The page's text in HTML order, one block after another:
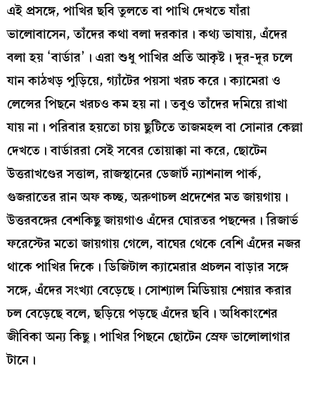
এই প্রসঙ্গে, পাখির ছবি তুলতে বা পাখি দেখতে যাঁরা
ভালোবাসেন, তাঁদের কথা বলা দরকার। কথ্য ভাষায়, এঁদের
বলা হয় ‘বার্ডার’। এরা শুধু পাখির প্রতি আকৃষ্ট। দূর-দূর চলে
যান কাঠখড় পুড়িয়ে, গ্যাঁটের পয়সা খরচ করে। ক্যামেরা ও
লেন্সের পিছনে খরচও কম হয় না। তবুও তাঁদের দমিয়ে রাখা
যায় না। পরিবার হয়তো চায় ছুটিতে তাজমহল বা সোনার কেল্লা
দেখতে। বার্ডাররা সেই সবের তোয়াক্কা না করে, ছোটেন
উত্তরাখণ্ডের সত্তাল, রাজস্থানের ডেজার্ট ন্যাশনাল পার্ক,
গুজরাতের রান অফ কচ্ছ, অরুণাচল প্রদেশের মত জায়গায়।
উত্তরবঙ্গের বেশকিছু জায়গাও এঁদের ঘোরতর পছন্দের। রিজার্ভ
ফরেস্টের মতো জায়গায় গেলে, বাঘের থেকে বেশি এঁদের নজর
থাকে পাখির দিকে। ডিজিটাল ক্যামেরার প্রচলন বাড়ার সঙ্গে
সঙ্গে, এঁদের সংখ্যা বেড়েছে। সোশ্যাল মিডিয়ায় শেয়ার করার
চল বেড়েছে বলে, ছড়িয়ে পড়ছে এঁদের ছবি। অধিকাংশের
জীবিকা অন্য কিছু। পাখির পিছনে ছোটেন স্রেফ ভালোলাগার
টানে।